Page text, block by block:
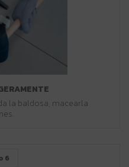
la baldosa, macearla
6